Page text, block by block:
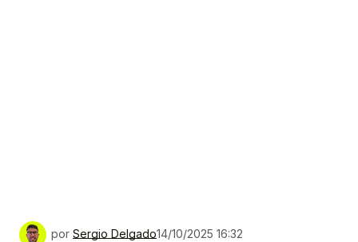
por Sergio Delgado14/10/2025 16:32